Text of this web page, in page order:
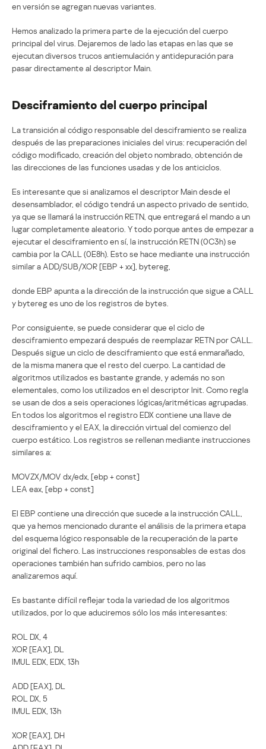
en versión se agregan nuevas variantes.
Hemos analizado la primera parte de la ejecución del cuerpo
principal del virus. Dejaremos de lado las etapas en las que se
ejecutan diversos trucos antiemulación y antidepuración para
pasar directamente al descriptor Main.
Desciframiento del cuerpo principal
La transición al código responsable del desciframiento se realiza
después de las preparaciones iniciales del virus: recuperación del
código modificado, creación del objeto nombrado, obtención de
las direcciones de las funciones usadas y de los anticiclos.
Es interesante que si analizamos el descriptor Main desde el
desensamblador, el código tendrá un aspecto privado de sentido,
ya que se llamará la instrucción RETN, que entregará el mando a un
lugar completamente aleatorio. Y todo porque antes de empezar a
ejecutar el desciframiento en sí, la instrucción RETN (0C3h) se
cambia por la CALL (0E8h). Esto se hace mediante una instrucción
similar a ADD/SUB/XOR [EBP + xx], bytereg,
donde EBP apunta a la dirección de la instrucción que sigue a CALL
y bytereg es uno de los registros de bytes.
Por consiguiente, se puede considerar que el ciclo de
desciframiento empezará después de reemplazar RETN por CALL.
Después sigue un ciclo de desciframiento que está enmarañado,
de la misma manera que el resto del cuerpo. La cantidad de
algoritmos utilizados es bastante grande, y además no son
elementales, como los utilizados en el descriptor Init. Como regla
se usan de dos a seis operaciones lógicas/aritméticas agrupadas.
En todos los algoritmos el registro EDX contiene una llave de
desciframiento y el EAX, la dirección virtual del comienzo del
cuerpo estático. Los registros se rellenan mediante instrucciones
similares a:
MOVZX/MOV dx/edx, [ebp + const]
LEA eax, [ebp + const]
El EBP contiene una dirección que sucede a la instrucción CALL,
que ya hemos mencionado durante el análisis de la primera etapa
del esquema lógico responsable de la recuperación de la parte
original del fichero. Las instrucciones responsables de estas dos
operaciones también han sufrido cambios, pero no las
analizaremos aquí.
Es bastante difícil reflejar toda la variedad de los algoritmos
utilizados, por lo que aduciremos sólo los más interesantes:
ROL DX, 4
XOR [EAX], DL
IMUL EDX, EDX, 13h
ADD [EAX], DL
ROL DX, 5
IMUL EDX, 13h
XOR [EAX], DH